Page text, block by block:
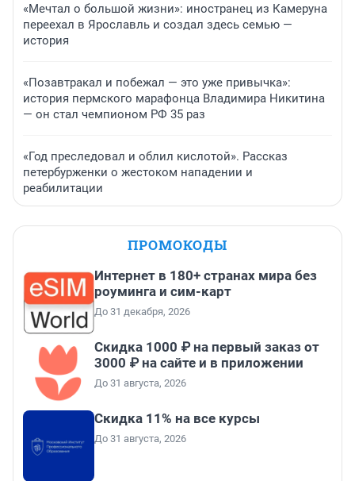
«Мечтал о большой жизни»: иностранец из Камеруна
переехал в Ярославль и создал здесь семью —
история
«Позавтракал и побежал — это уже привычка»:
история пермского марафонца Владимира Никитина
— он стал чемпионом РФ 35 раз
«Год преследовал и облил кислотой». Рассказ
петербурженки о жестоком нападении и
реабилитации
ПРОМОКОДЫ
Интернет в 180+ странах мира без
роуминга и сим-карт
До 31 декабря, 2026
Скидка 1000 ₽ на первый заказ от
3000 ₽ на сайте и в приложении
До 31 августа, 2026
Скидка 11% на все курсы
До 31 августа, 2026